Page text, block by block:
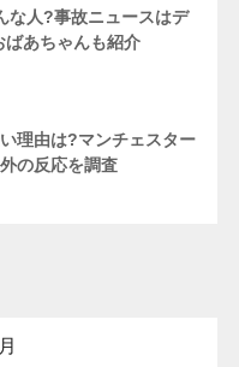
な人?事故ニュースはデ
あちゃんも紹介
理由は?マンチェスター
の反応を調査